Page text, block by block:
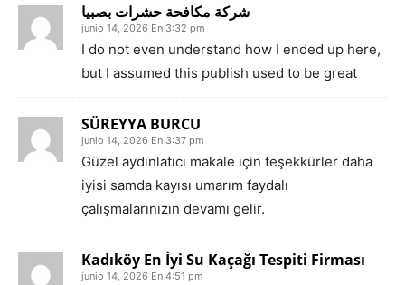
شركة مكافحة حشرات بصبيا
junio 14, 2026 En 3:32 pm
I do not even understand how I ended up here,
but I assumed this publish used to be great
SÜREYYA BURCU
junio 14, 2026 En 3:37 pm
Güzel aydınlatıcı makale için teşekkürler daha
iyisi samda kayısı umarım faydalı
çalışmalarınızın devamı gelir.
Kadıköy En İyi Su Kaçağı Tespiti Firması
junio 14, 2026 En 4:51 pm